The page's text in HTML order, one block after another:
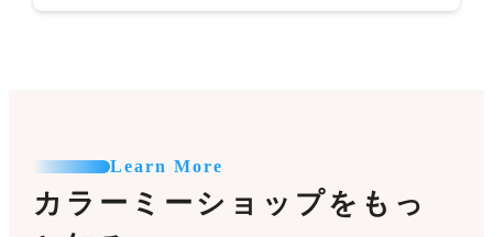
Learn More
カラーミーショップをもっ